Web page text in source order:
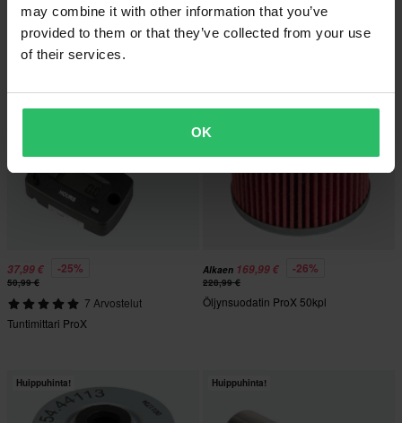
may combine it with other information that you’ve
provided to them or that they’ve collected from your use
of their services.
OK
Tunti/Kierroslukumittari ProX
37,99 € -25%
50,99 €
7 Arvostelut
Tuntimittari ProX
Alkaen 169,99 € -26%
228,99 €
Öljynsuodatin ProX 50kpl
Huippuhinta! Huippuhinta!